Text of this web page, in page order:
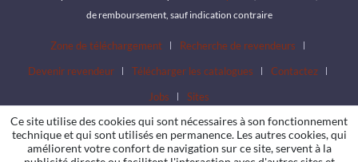
de remboursement, sauf indication contraire
Zone de téléchargement
Recherche de revendeurs
Devenir revendeur
Télécharger les catalogues
Contactez
Jobs
Sites
Ce site utilise des cookies qui sont nécessaires à son fonctionnement
technique et qui sont utilisés en permanence. Les autres cookies, qui
améliorent votre confort de navigation sur ce site, servent à la